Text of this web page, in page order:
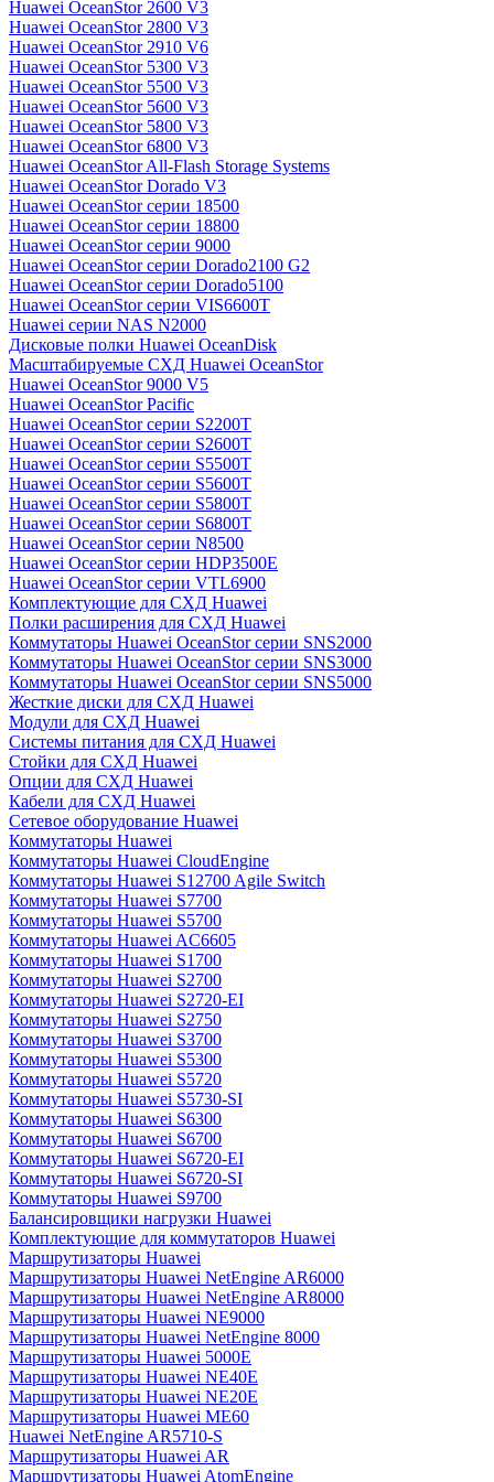
Huawei OceanStor 2600 V3
Huawei OceanStor 2800 V3
Huawei OceanStor 2910 V6
Huawei OceanStor 5300 V3
Huawei OceanStor 5500 V3
Huawei OceanStor 5600 V3
Huawei OceanStor 5800 V3
Huawei OceanStor 6800 V3
Huawei OceanStor All-Flash Storage Systems
Huawei OceanStor Dorado V3
Huawei OceanStor серии 18500
Huawei OceanStor серии 18800
Huawei OceanStor серии 9000
Huawei OceanStor серии Dorado2100 G2
Huawei OceanStor серии Dorado5100
Huawei OceanStor серии VIS6600T
Huawei серии NAS N2000
Дисковые полки Huawei OceanDisk
Масштабируемые СХД Huawei OceanStor
Huawei OceanStor 9000 V5
Huawei OceanStor Pacific
Huawei OceanStor серии S2200T
Huawei OceanStor серии S2600T
Huawei OceanStor серии S5500T
Huawei OceanStor серии S5600T
Huawei OceanStor серии S5800T
Huawei OceanStor серии S6800T
Huawei OceanStor серии N8500
Huawei OceanStor серии HDP3500E
Huawei OceanStor серии VTL6900
Комплектующие для СХД Huawei
Полки расширения для СХД Huawei
Коммутаторы Huawei OceanStor серии SNS2000
Коммутаторы Huawei OceanStor серии SNS3000
Коммутаторы Huawei OceanStor серии SNS5000
Жесткие диски для СХД Huawei
Модули для СХД Huawei
Системы питания для СХД Huawei
Стойки для СХД Huawei
Опции для СХД Huawei
Кабели для СХД Huawei
Сетевое оборудование Huawei
Коммутаторы Huawei
Коммутаторы Huawei CloudEngine
Коммутаторы Huawei S12700 Agile Switch
Коммутаторы Huawei S7700
Коммутаторы Huawei S5700
Коммутаторы Huawei AC6605
Коммутаторы Huawei S1700
Коммутаторы Huawei S2700
Коммутаторы Huawei S2720-EI
Коммутаторы Huawei S2750
Коммутаторы Huawei S3700
Коммутаторы Huawei S5300
Коммутаторы Huawei S5720
Коммутаторы Huawei S5730-SI
Коммутаторы Huawei S6300
Коммутаторы Huawei S6700
Коммутаторы Huawei S6720-EI
Коммутаторы Huawei S6720-SI
Коммутаторы Huawei S9700
Балансировщики нагрузки Huawei
Комплектующие для коммутаторов Huawei
Маршрутизаторы Huawei
Маршрутизаторы Huawei NetEngine AR6000
Маршрутизаторы Huawei NetEngine AR8000
Маршрутизаторы Huawei NE9000
Маршрутизаторы Huawei NetEngine 8000
Маршрутизаторы Huawei 5000E
Маршрутизаторы Huawei NE40E
Маршрутизаторы Huawei NE20E
Маршрутизаторы Huawei ME60
Huawei NetEngine AR5710-S
Маршрутизаторы Huawei AR
Маршрутизаторы Huawei AtomEngine